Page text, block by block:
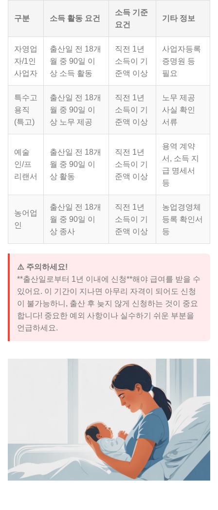
구분 소득 활동 요건
소득 기준
요건
기타 정보
자영업
자/1인
사업자
출산일 전 18개
월 중 90일 이
상 소득 활동
직전 1년
소득이 기
준액 이상
사업자등록
증명원 등
필요
특수고
용직
(특고)
출산일 전 18개
월 중 90일 이
상 노무 제공
직전 1년
소득이 기
준액 이상
노무 제공
사실 확인
서류
예술
인/프
리랜서
출산일 전 18개
월 중 90일 이
상 활동
직전 1년
소득이 기
준액 이상
용역 계약
서, 소득 지
급 명세서
등
농어업
인
출산일 전 18개
월 중 90일 이
상 종사
직전 1년
소득이 기
준액 이상
농업경영체
등록 확인서
등
⚠️ 주의하세요!
**출산일로부터 1년 이내에 신청**해야 급여를 받을 수
있어요. 이 기간이 지나면 아무리 자격이 되어도 신청
이 불가능하니, 출산 후 늦지 않게 신청하는 것이 중요
합니다! 중요한 예외 사항이나 실수하기 쉬운 부분을
언급하세요.